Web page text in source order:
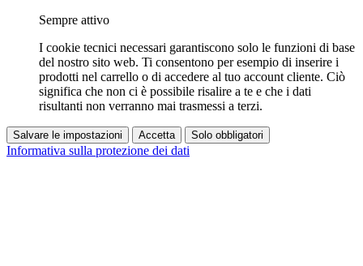
Sempre attivo
I cookie tecnici necessari garantiscono solo le funzioni di base
del nostro sito web. Ti consentono per esempio di inserire i
prodotti nel carrello o di accedere al tuo account cliente. Ciò
significa che non ci è possibile risalire a te e che i dati
risultanti non verranno mai trasmessi a terzi.
Salvare le impostazioni Accetta Solo obbligatori
Informativa sulla protezione dei dati